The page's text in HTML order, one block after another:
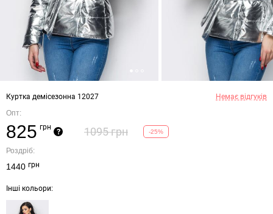
Куртка демісезонна 12027
Немає відгуків
Опт:
825 грн
? 1095 грн -25%
Роздріб:
1440 грн
Інші кольори: